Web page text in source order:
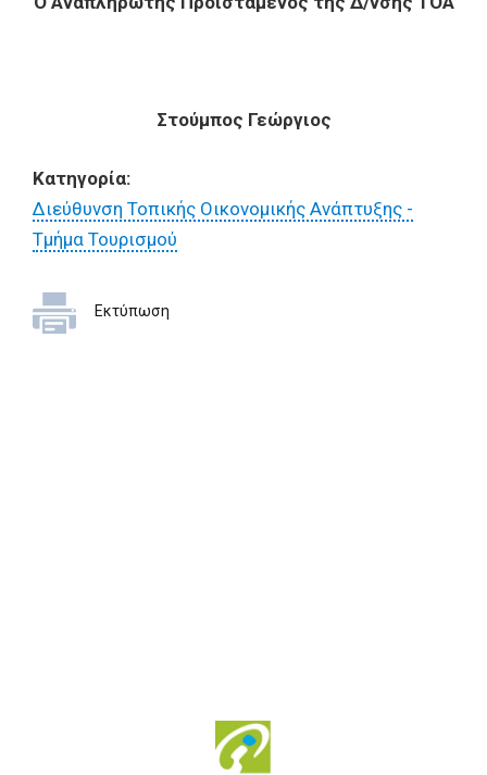
Στούμπος Γεώργιος
Κατηγορία:
Διεύθυνση Τοπικής Οικονομικής Ανάπτυξης -
Τμήμα Τουρισμού
Εκτύπωση